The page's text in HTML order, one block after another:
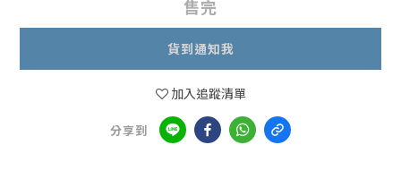
售完
貨到通知我
加入追蹤清單
分享到